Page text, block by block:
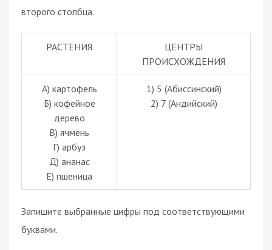
второго столбца.
РАСТЕНИЯ
ЦЕНТРЫ
ПРОИСХОЖДЕНИЯ
А) картофель
Б) кофейное
дерево
В) ячмень
Г) арбуз
Д) ананас
Е) пшеница
1) 5 (Абиссинский)
2) 7 (Андийский)
Запишите выбранные цифры под соответствующими
буквами.